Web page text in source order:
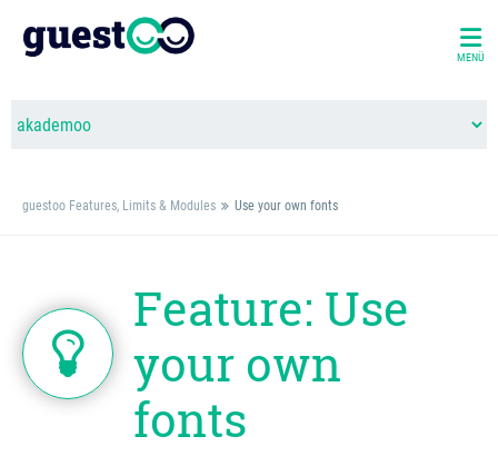
MENÜ
guestoo Features, Limits & Modules Use your own fonts
Feature: Use
your own
fonts